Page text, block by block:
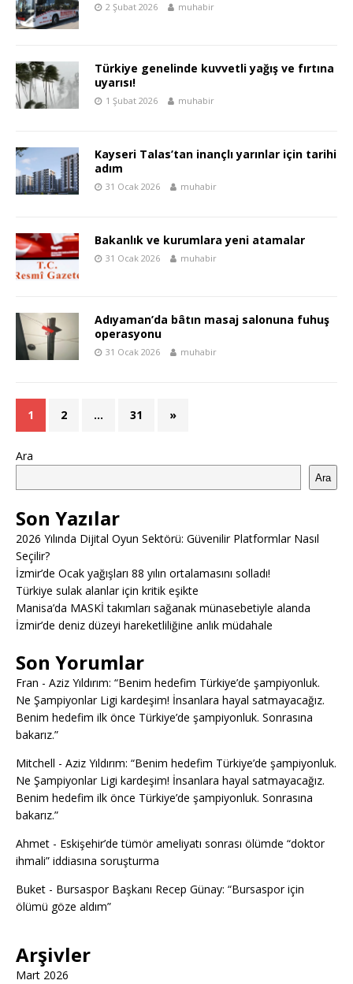
2 Şubat 2026 muhabir
Türkiye genelinde kuvvetli yağış ve fırtına
uyarısı!
1 Şubat 2026 muhabir
Kayseri Talas’tan inançlı yarınlar için tarihi
adım
31 Ocak 2026 muhabir
Bakanlık ve kurumlara yeni atamalar
31 Ocak 2026 muhabir
Adıyaman’da bâtın masaj salonuna fuhuş
operasyonu
31 Ocak 2026 muhabir
1 2 … 31 »
Ara
Ara
Son Yazılar
2026 Yılında Dijital Oyun Sektörü: Güvenilir Platformlar Nasıl
Seçilir?
İzmir’de Ocak yağışları 88 yılın ortalamasını solladı!
Türkiye sulak alanlar için kritik eşikte
Manisa’da MASKİ takımları sağanak münasebetiyle alanda
İzmir’de deniz düzeyi hareketliliğine anlık müdahale
Son Yorumlar
Fran - Aziz Yıldırım: “Benim hedefim Türkiye’de şampiyonluk.
Ne Şampiyonlar Ligi kardeşim! İnsanlara hayal satmayacağız.
Benim hedefim ilk önce Türkiye’de şampiyonluk. Sonrasına
bakarız.”
Mitchell - Aziz Yıldırım: “Benim hedefim Türkiye’de şampiyonluk.
Ne Şampiyonlar Ligi kardeşim! İnsanlara hayal satmayacağız.
Benim hedefim ilk önce Türkiye’de şampiyonluk. Sonrasına
bakarız.”
Ahmet - Eskişehir’de tümör ameliyatı sonrası ölümde “doktor
ihmali” iddiasına soruşturma
Buket - Bursaspor Başkanı Recep Günay: “Bursaspor için
ölümü göze aldım”
Arşivler
Mart 2026